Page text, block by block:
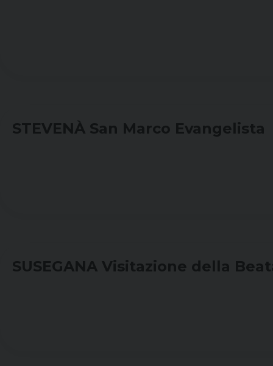
STEVENÀ San Marco Evangelista
SUSEGANA Visitazione della